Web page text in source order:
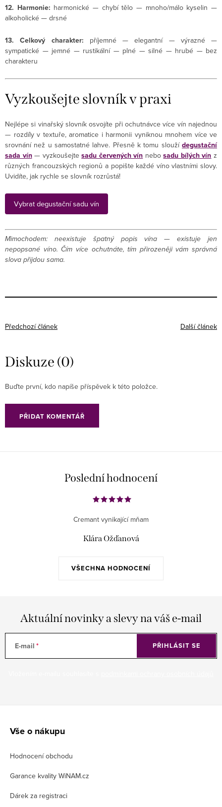
12. Harmonie: harmonické — chybí tělo — mnoho/málo kyselin —
alkoholické — drsné
13. Celkový charakter: příjemné — elegantní — výrazné —
sympatické — jemné — rustikální — plné — silné — hrubé — bez
charakteru
Vyzkoušejte slovník v praxi
Nejlépe si vinařský slovník osvojíte při ochutnávce více vín najednou
— rozdíly v textuře, aromatice i harmonii vyniknou mnohem více ve
srovnání než u samostatné lahve. Přesně k tomu slouží degustační
sada vín— vyzkoušejtesadu červených vín nebosadu bílých vín z
různých francouzských regionů a popište každé víno vlastními slovy.
Uvidíte, jak rychle se slovník rozrůstá!
Vybrat degustační sadu vín
Mimochodem: neexistuje špatný popis vína — existuje jen
nepopsané víno. Čím více ochutnáte, tím přirozeněji vám správná
slova přijdou sama.
Předchozí článek Další článek
Diskuze (0)
Buďte první, kdo napíše příspěvek k této položce.
PŘIDAT KOMENTÁŘ
Poslední hodnocení
VŠECHNA HODNOCENÍ
Cremant vynikající mňam
Klára Ožďanová
Aktuální novinky a slevy na váš e-mail
E-mail PŘIHLÁSIT SE
Vše o nákupu
Hodnocení obchodu
Garance kvality WiNAM.cz
Dárek za registraci